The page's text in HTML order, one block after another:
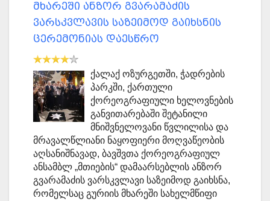
მხარეში ანზორ გვარამაძის
ვარსკვლავის საზეიმოდ გაიხსნის
ცერემონიას დაესწრო
ქალაქ ოზურგეთში, ჭადრების
პარკში, ქართული
ქორეოგრაფიული ხელოვნების
განვითარებაში შეტანილი
მნიშვნელოვანი წვლილისა და
მრავალწლიანი ნაყოფიერი მოღვაწეობის
აღსანიშნავად, ბავშვთა ქორეოგრაფიულ
ანსამბლ „მთიების“ დამაარსებლის ანზორ
გვარამაძის ვარსკვლავი საზეიმოდ გაიხსნა,
რომელსაც გურიის მხარეში სახელმწიფი